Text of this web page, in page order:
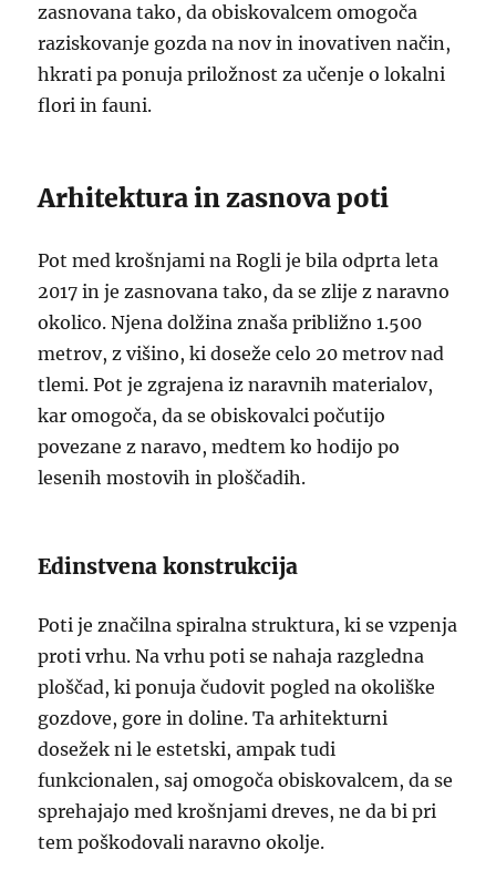
zasnovana tako, da obiskovalcem omogoča
raziskovanje gozda na nov in inovativen način,
hkrati pa ponuja priložnost za učenje o lokalni
flori in fauni.
Arhitektura in zasnova poti
Pot med krošnjami na Rogli je bila odprta leta
2017 in je zasnovana tako, da se zlije z naravno
okolico. Njena dolžina znaša približno 1.500
metrov, z višino, ki doseže celo 20 metrov nad
tlemi. Pot je zgrajena iz naravnih materialov,
kar omogoča, da se obiskovalci počutijo
povezane z naravo, medtem ko hodijo po
lesenih mostovih in ploščadih.
Edinstvena konstrukcija
Poti je značilna spiralna struktura, ki se vzpenja
proti vrhu. Na vrhu poti se nahaja razgledna
ploščad, ki ponuja čudovit pogled na okoliške
gozdove, gore in doline. Ta arhitekturni
dosežek ni le estetski, ampak tudi
funkcionalen, saj omogoča obiskovalcem, da se
sprehajajo med krošnjami dreves, ne da bi pri
tem poškodovali naravno okolje.